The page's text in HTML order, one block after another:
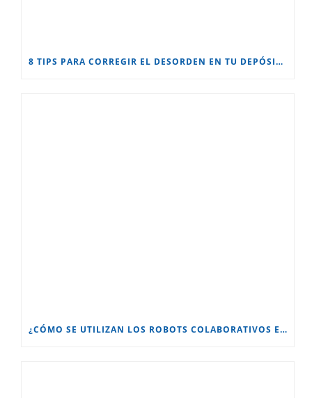
8 TIPS PARA CORREGIR EL DESORDEN EN TU DEPÓSITO
¿CÓMO SE UTILIZAN LOS ROBOTS COLABORATIVOS EN LOS DEPÓSITOS?